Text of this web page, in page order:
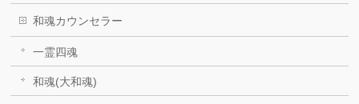
和魂カウンセラー
一霊四魂
和魂(大和魂)